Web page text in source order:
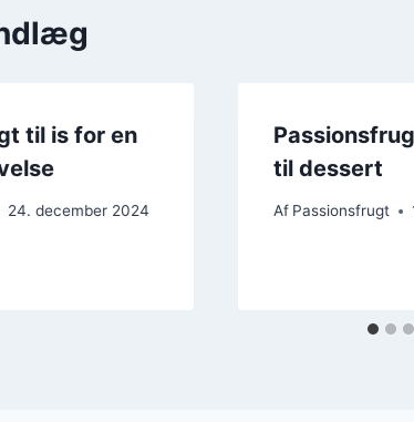
til is for en
24. december 2024
til dessert
Af Passionsfrugt